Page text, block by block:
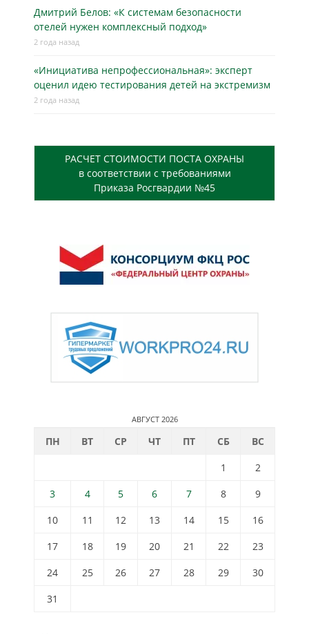
Дмитрий Белов: «К системам безопасности
отелей нужен комплексный подход»
2 года назад
«Инициатива непрофессиональная»: эксперт
оценил идею тестирования детей на экстремизм
2 года назад
РАСЧЕТ СТОИМОСТИ ПОСТА ОХРАНЫ
в соответствии с требованиями
Приказа Росгвардии №45
АВГУСТ 2026
ПН ВТ СР ЧТ ПТ СБ
ВС
1
2
3
4 5 6 7 8
9
10
11 12 13 14 15
16
17
18 19 20 21 22
23
24
25 26 27 28 29
30
31